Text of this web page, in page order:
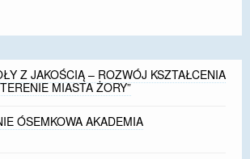
Z JAKOŚCIĄ – ROZWÓJ KSZTAŁCENIA
MIASTA ŻORY”
ÓSEMKOWA AKADEMIA